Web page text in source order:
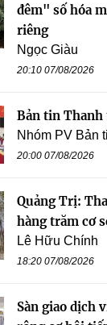
đêm" số hóa
riêng
Ngọc Giàu
20:10 07/08/2026
Bản tin Thanh
Nhóm PV Bản
20:00 07/08/2026
Quảng Trị:
hàng trăm cơ
Lê Hữu Chính
18:20 07/08/2026
Sàn giao dịch